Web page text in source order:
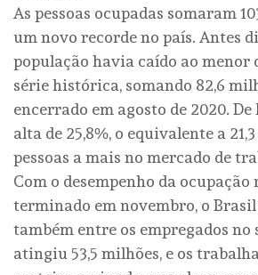
As pessoas ocupadas somaram
um novo recorde no país. Antes
população havia caído ao menor
série histórica, somando 82,6
encerrado em agosto de 2020.
alta de 25,8%, o equivalente a
pessoas a mais no mercado de
Com o desempenho da
terminado em novembro, o
também entre os empregados no
atingiu 53,5 milhões, e os